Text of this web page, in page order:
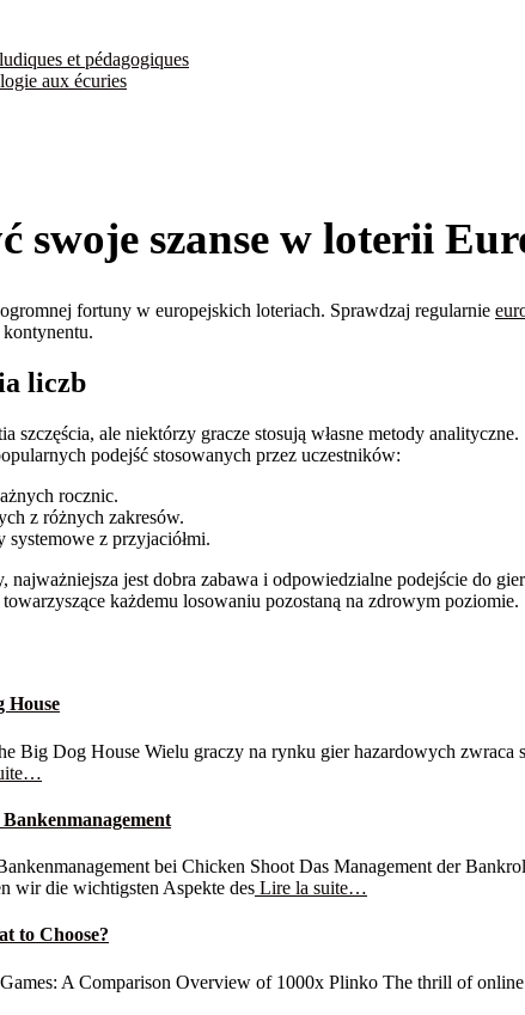
et pédagogiques
aux écuries
swoje szanse w loterii
fortuny w europejskich loteriach. Sprawdzaj regularnie
liczb
szczęścia, ale niektórzy gracze stosują własne metody analityczne.
podejść stosowanych przez uczestników:
rocznic.
z różnych zakresów.
systemowe z przyjaciółmi.
najważniejsza jest dobra zabawa i odpowiedzialne podejście do
każdemu losowaniu pozostaną na zdrowym poziomie.
House
Big Dog House Wielu graczy na rynku gier hazardowych
bei Chicken Shoot Das Management der
wir die wichtigsten Aspekte des Lire la suite…
to Choose?
A Comparison Overview of 1000x Plinko The thrill of